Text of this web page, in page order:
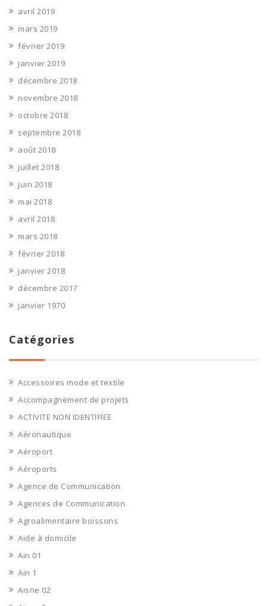
avril 2019
mars 2019
février 2019
janvier 2019
décembre 2018
novembre 2018
octobre 2018
septembre 2018
août 2018
juillet 2018
juin 2018
mai 2018
avril 2018
mars 2018
février 2018
janvier 2018
décembre 2017
janvier 1970
Catégories
Accessoires mode et textile
Accompagnement de projets
ACTIVITE NON IDENTIFIEE
Aéronautique
Aéroport
Aéroports
Agence de Communication
Agences de Communication
Agroalimentaire boissons
Aide à domicile
Ain 01
Ain 1
Aisne 02